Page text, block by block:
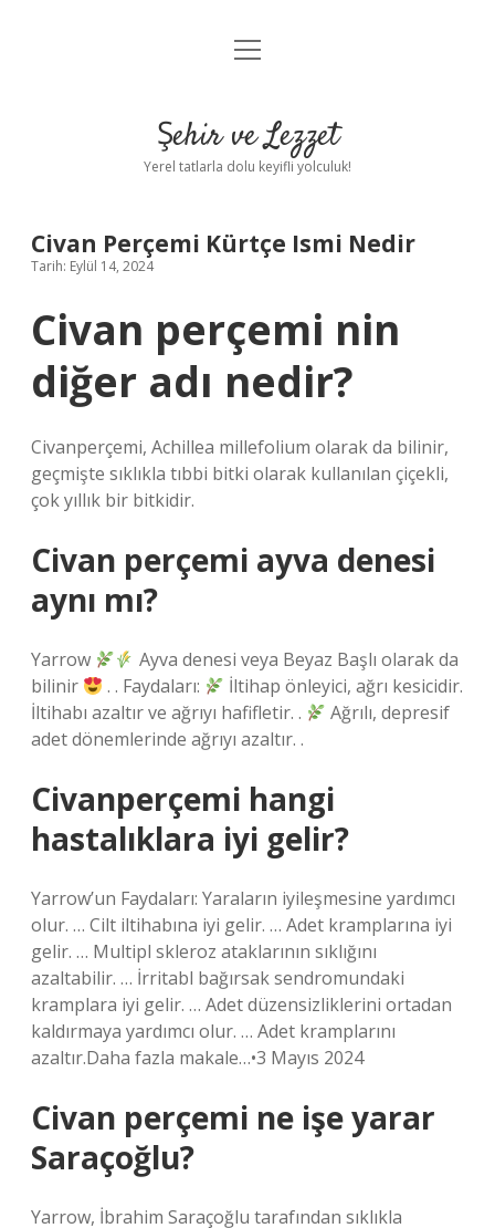
Anasayfa
Yasal Uyarı
menüyü
Şehir ve Lezzet
Yerel tatlarla dolu keyifli yolculuk!
Civan Perçemi Kürtçe Ismi Nedir
Tarih: Eylül 14, 2024
Civan perçemi nin
diğer adı nedir?
Civanperçemi, Achillea millefolium olarak da bilinir,
geçmişte sıklıkla tıbbi bitki olarak kullanılan çiçekli,
çok yıllık bir bitkidir.
Civan perçemi ayva denesi
aynı mı?
Yarrow
Ayva denesi veya Beyaz Başlı olarak da
bilinir
. . Faydaları:
İltihap önleyici, ağrı kesicidir.
İltihabı azaltır ve ağrıyı hafifletir. .
Ağrılı, depresif
adet dönemlerinde ağrıyı azaltır. .
Civanperçemi hangi
hastalıklara iyi gelir?
Yarrow’un Faydaları: Yaraların iyileşmesine yardımcı
olur. … Cilt iltihabına iyi gelir. … Adet kramplarına iyi
gelir. … Multipl skleroz ataklarının sıklığını
azaltabilir. … İrritabl bağırsak sendromundaki
kramplara iyi gelir. … Adet düzensizliklerini ortadan
kaldırmaya yardımcı olur. … Adet kramplarını
azaltır.Daha fazla makale…•3 Mayıs 2024
Civan perçemi ne işe yarar
Saraçoğlu?
Yarrow, İbrahim Saraçoğlu tarafından sıklıkla